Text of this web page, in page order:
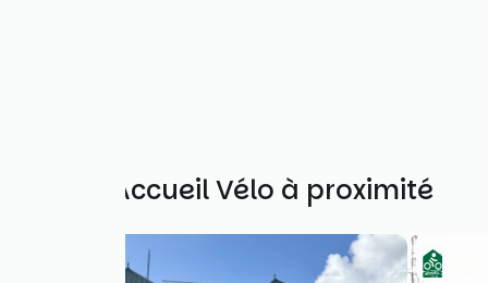
Autres Accueil Vélo à proximité